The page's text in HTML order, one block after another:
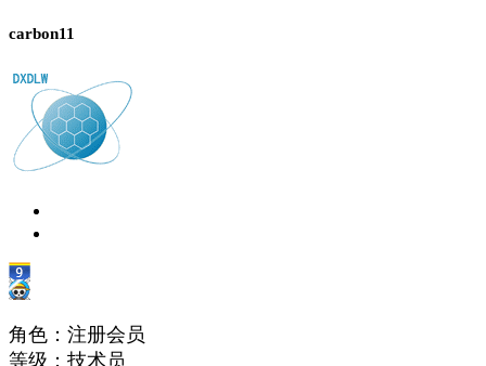
carbon11
角色：注册会员
等级：技术员